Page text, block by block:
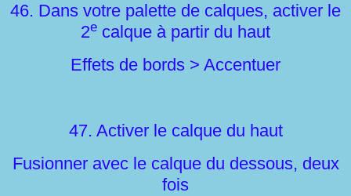
46. Dans votre palette de calques, activer le
2e calque à partir du haut
Effets de bords > Accentuer
47. Activer le calque du haut
Fusionner avec le calque du dessous, deux
fois